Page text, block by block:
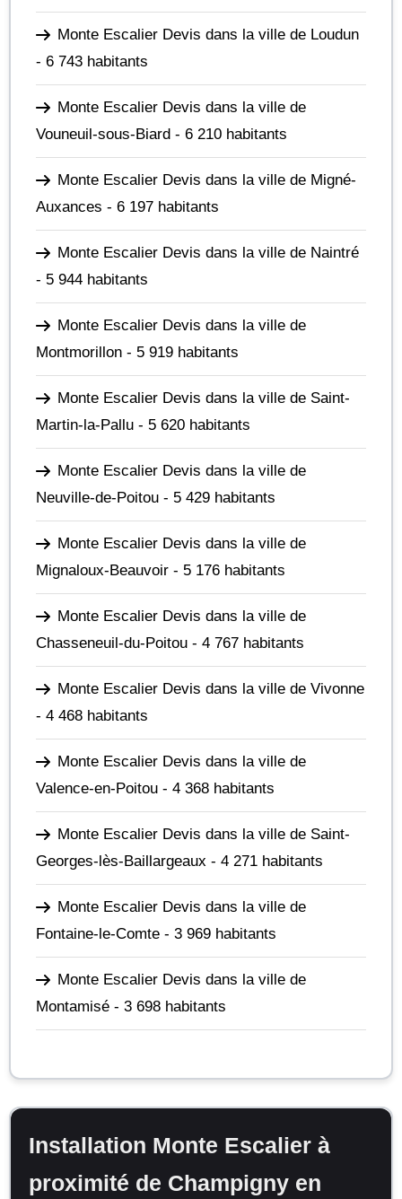
Monte Escalier Devis dans la ville de Loudun
- 6 743 habitants
Monte Escalier Devis dans la ville de
Vouneuil-sous-Biard - 6 210 habitants
Monte Escalier Devis dans la ville de Migné-
Auxances - 6 197 habitants
Monte Escalier Devis dans la ville de Naintré
- 5 944 habitants
Monte Escalier Devis dans la ville de
Montmorillon - 5 919 habitants
Monte Escalier Devis dans la ville de Saint-
Martin-la-Pallu - 5 620 habitants
Monte Escalier Devis dans la ville de
Neuville-de-Poitou - 5 429 habitants
Monte Escalier Devis dans la ville de
Mignaloux-Beauvoir - 5 176 habitants
Monte Escalier Devis dans la ville de
Chasseneuil-du-Poitou - 4 767 habitants
Monte Escalier Devis dans la ville de Vivonne
- 4 468 habitants
Monte Escalier Devis dans la ville de
Valence-en-Poitou - 4 368 habitants
Monte Escalier Devis dans la ville de Saint-
Georges-lès-Baillargeaux - 4 271 habitants
Monte Escalier Devis dans la ville de
Fontaine-le-Comte - 3 969 habitants
Monte Escalier Devis dans la ville de
Montamisé - 3 698 habitants
Installation Monte Escalier à
proximité de Champigny en